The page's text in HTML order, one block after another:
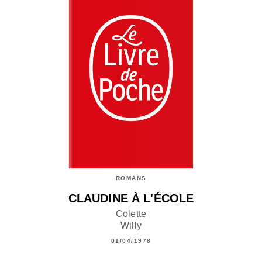
ROMANS
CLAUDINE À L'ÉCOLE
Colette
Willy
01/04/1978